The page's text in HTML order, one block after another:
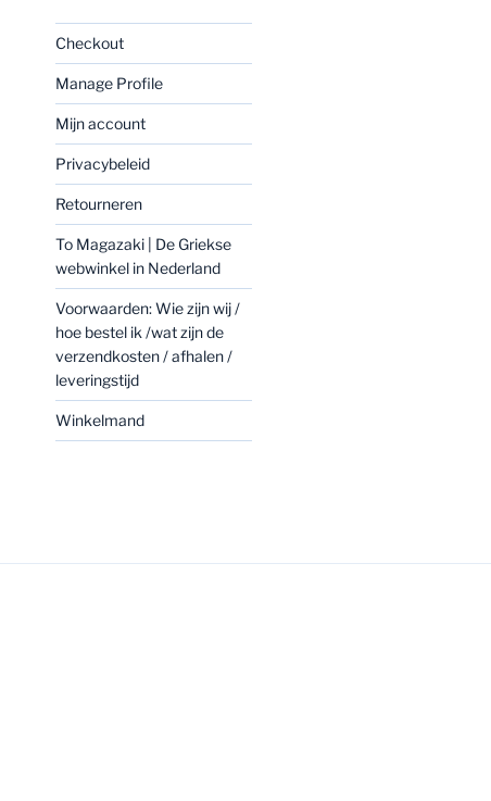
Checkout
Manage Profile
Mijn account
Privacybeleid
Retourneren
To Magazaki | De Griekse
webwinkel in Nederland
Voorwaarden: Wie zijn wij /
hoe bestel ik /wat zijn de
verzendkosten / afhalen /
leveringstijd
Winkelmand